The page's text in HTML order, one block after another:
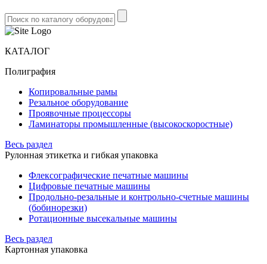
КАТАЛОГ
Полиграфия
Копировальные рамы
Резальное оборудование
Проявочные процессоры
Ламинаторы промышленные (высокоскоростные)
Весь раздел
Рулонная этикетка и гибкая упаковка
Флексографические печатные машины
Цифровые печатные машины
Продольно-резальные и контрольно-счетные машины
(бобинорезки)
Ротационные высекальные машины
Весь раздел
Картонная упаковка